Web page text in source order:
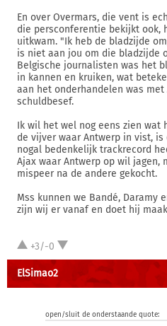
En over Overmars, die vent is
die persconferentie bekijkt ook,
uitkwam. "Ik heb de bladzijde
is niet aan jou om die bladzijde
Belgische journalisten was het
in kannen en kruiken, wat
aan het onderhandelen was met
schuldbesef.
Ik wil het wel nog eens zien wat
de vijver waar Antwerp in vist,
nogal bedenkelijk trackrecord
Ajax waar Antwerp op wil jagen,
mispeer na de andere gekocht.
Mss kunnen we Bandé, Daramy
zijn wij er vanaf en doet hij
+3/-0
ElSimao2
open/sluit de onderstaande quote: